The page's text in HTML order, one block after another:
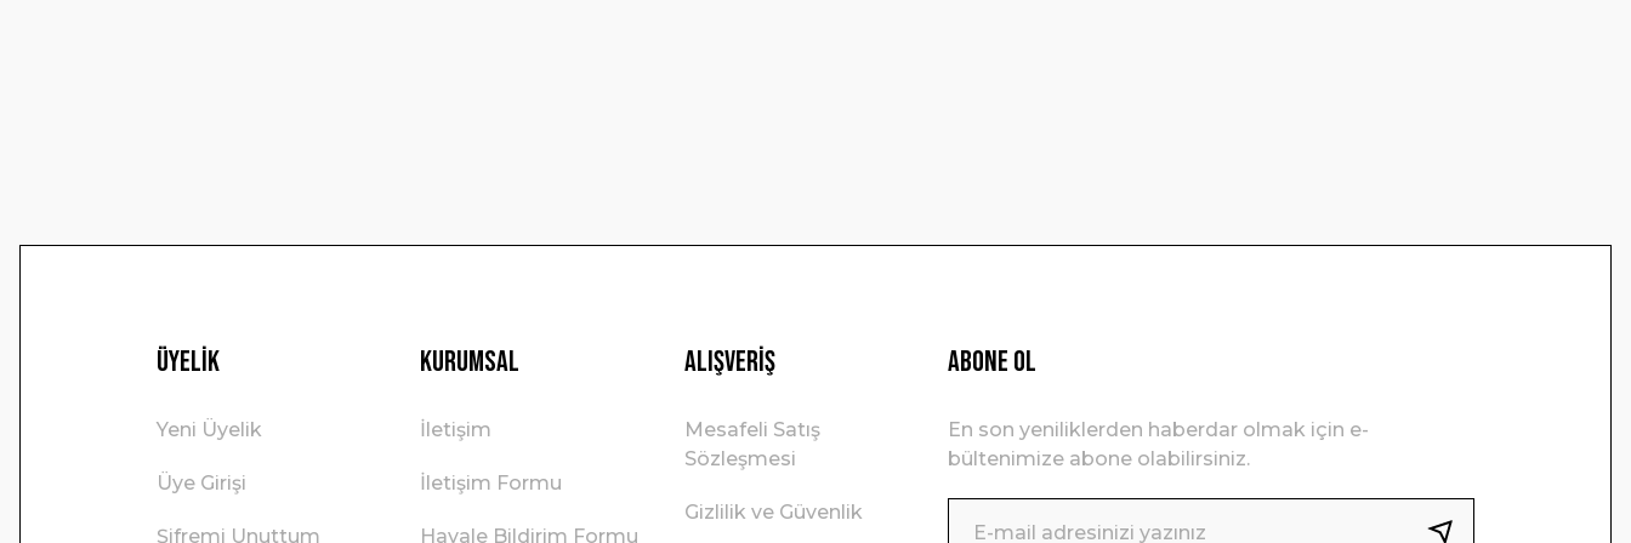
Üyelik
Yeni Üyelik
Üye Girişi
Şifremi Unuttum
Kurumsal
İletişim
İletişim Formu
Havale Bildirim Formu
Alışveriş
Mesafeli Satış
Sözleşmesi
Gizlilik ve Güvenlik
ABONE OL
En son yeniliklerden haberdar olmak için e-
bültenimize abone olabilirsiniz.